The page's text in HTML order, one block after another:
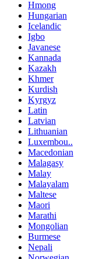
Hmong
Hungarian
Icelandic
Igbo
Javanese
Kannada
Kazakh
Khmer
Kurdish
Kyrgyz
Latin
Latvian
Lithuanian
Luxembou..
Macedonian
Malagasy
Malay
Malayalam
Maltese
Maori
Marathi
Mongolian
Burmese
Nepali